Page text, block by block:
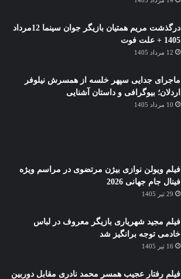
درگذشت مریم همتیان بازیگر جوان سینما 12مرداد
1405 + علت فوت
12 مرداد 1405
ماجرای جدایی سپهر خلسه از همسرش نیلوفر
اردلان؛ بیوگرافی و داستان آشنایی
10 مرداد 1405
فیلم ویولن نوازی بیژن مرتضوی در مراسم ویژه
فینال جام جهانی 2026
29 تیر 1405
فیلم مجید شهریاری بازیگر معروف در لباس
خادمی توجه برانگیز شد
16 تیر 1405
فیلم رفتار عجیب همسر محمد نادری مقابل دوربین